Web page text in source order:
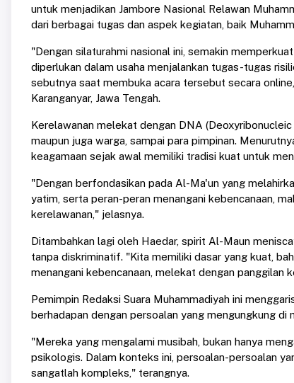
untuk menjadikan Jambore Nasional Relawan
dari berbagai tugas dan aspek kegiatan, baik
"Dengan silaturahmi nasional ini, semakin
diperlukan dalam usaha menjalankan tugas-tugas
sebutnya saat membuka acara tersebut secara
Karanganyar, Jawa Tengah.
Kerelawanan melekat dengan DNA
maupun juga warga, sampai para pimpinan.
keagamaan sejak awal memiliki tradisi kuat untuk
"Dengan berfondasikan pada Al-Ma'un yang
yatim, serta peran-peran menangani kebencanaan,
kerelawanan," jelasnya.
Ditambahkan lagi oleh Haedar, spirit Al-Maun
tanpa diskriminatif. "Kita memiliki dasar yang kuat,
menangani kebencanaan, melekat dengan panggilan
Pemimpin Redaksi Suara Muhammadiyah ini
berhadapan dengan persoalan yang mengungkung
"Mereka yang mengalami musibah, bukan hanya
psikologis. Dalam konteks ini, persoalan-persoalan
sangatlah kompleks," terangnya.